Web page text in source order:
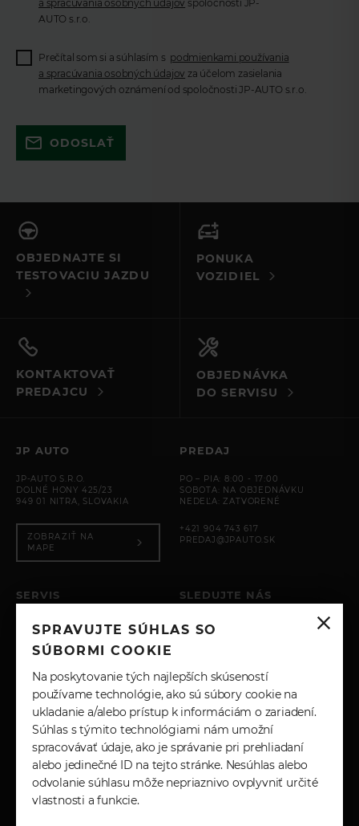
SPRAVUJTE SÚHLAS SO
SÚBORMI COOKIE
Na poskytovanie tých najlepších skúseností
používame technológie, ako sú súbory cookie na
ukladanie a/alebo prístup k informáciám o zariadení.
Súhlas s týmito technológiami nám umožní
spracovávať údaje, ako je správanie pri prehliadaní
alebo jedinečné ID na tejto stránke. Nesúhlas alebo
odvolanie súhlasu môže nepriaznivo ovplyvniť určité
vlastnosti a funkcie.
a spracúvania osobných údajov spoločnosti JP-
AUTO s.r.o.
Prečítal som si a súhlasím s podmienkami používania
a spracúvania osobných údajov za účelom zasielania
marketingových oznámení od spoločnosti JP-AUTO s.r.o.
vyplnili všetky povinné polia. Ak to
ODOSLAŤ
OBJEDNAJTE SI
TESTOVACIU JAZDU
PONUKA
VOZIDIEL
KONTAKTOVAŤ
PREDAJCU
OBJEDNÁVKA
DO SERVISU
JP AUTO
JP-AUTO S.R.O.
DOLNÉ HONY 425/23
949 01 NITRA, SLOVAKIA
ZOBRAZIŤ NA
MAPE
PREDAJ
PO – PIA: 8:00 - 17:00
SOBOTA: NA OBJEDNÁVKU
NEDEĽA: ZATVORENÉ
+421 904 743 617
PREDAJ@JPAUTO.SK
SERVIS
PO – PIA: 8:00 - 17:00
SOBOTA: ZATVORENÉ
NEDEĽA: ZATVORENÉ
+421 904 743 617
SERVIS@JPAUTO.SK
SLEDUJTE NÁS
FACEBOOK
LINKEDIN
YOUTUBE